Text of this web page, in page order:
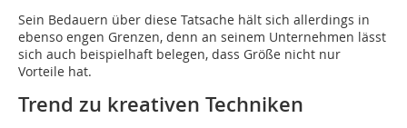
Sein Bedauern über diese Tatsache hält sich allerdings in
ebenso engen Grenzen, denn an seinem Unternehmen lässt
sich auch beispielhaft belegen, dass Größe nicht nur
Vorteile hat.
Trend zu kreativen Techniken